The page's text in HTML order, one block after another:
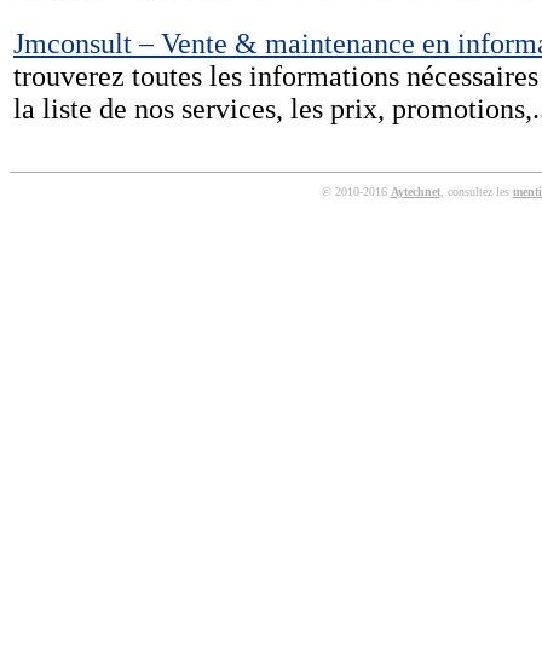
Jmconsult – Vente & maintenance en
trouverez toutes les informations
la liste de nos services, les prix,
© 2010-2016 Aytechnet, consultez les